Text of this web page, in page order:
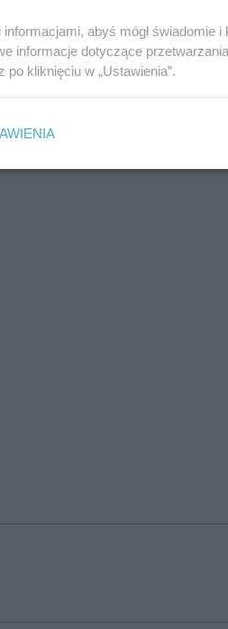
abyś mógł
informacje dotyczące
po kliknięciu w „Ustawienia”.